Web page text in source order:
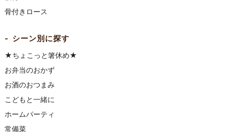
骨付きロース
シーン別に探す
★ちょこっと箸休め★
お弁当のおかず
お酒のおつまみ
こどもと一緒に
ホームパーティ
常備菜